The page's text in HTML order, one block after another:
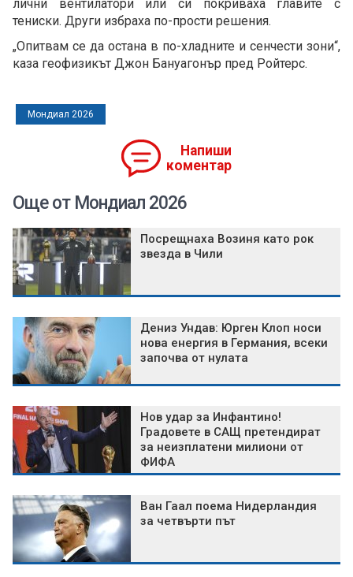
лични вентилатори или си покриваха главите с
тениски. Други избраха по-прости решения.
„Опитвам се да остана в по-хладните и сенчести зони“,
каза геофизикът Джон Бануагонър пред Ройтерс.
Мондиал 2026
Напиши
коментар
Още от Мондиал 2026
Посрещнаха Возиня като рок
звезда в Чили
Дениз Ундав: Юрген Клоп носи
нова енергия в Германия, всеки
започва от нулата
Нов удар за Инфантино!
Градовете в САЩ претендират
за неизплатени милиони от
ФИФА
Ван Гаал поема Нидерландия
за четвърти път